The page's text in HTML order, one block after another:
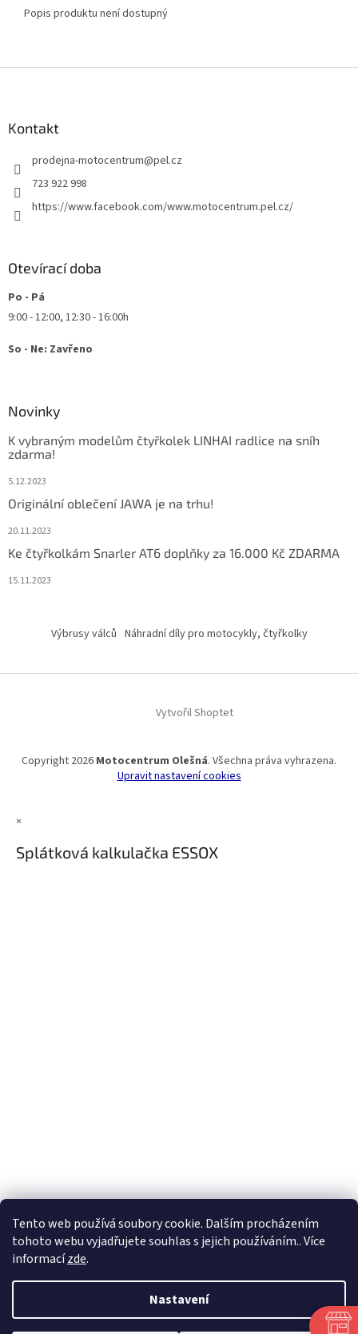
Tento web používá soubory cookie. Dalším procházením
tohoto webu vyjadřujete souhlas s jejich používáním.. Více
informacízde.
Nastavení
🏝️ Dovolená: 🏝️ 27.7.2026 do 9.8.2026 - bude
probíhat dovolená. Celá firma bude uzavřená!
Expedice objednávek z e-shopu bude po 10.8.2026.
Děkujeme za pochopení.
Objednávky obdržené do 22.7.2026 budou
Popis produktu není dostupný
Kontakt
prodejna-motocentrum@pel.cz
723 922 998
https://www.facebook.com/www.motocentrum.pel.cz/
Otevírací doba
Po - Pá
9:00 - 12:00, 12:30 - 16:00h
So - Ne: Zavřeno
Novinky
K vybraným modelům čtyřkolek LINHAI radlice na sníh
zdarma!
5.12.2023
Originální oblečení JAWA je na trhu!
20.11.2023
Ke čtyřkolkám Snarler AT6 doplňky za 16.000 Kč ZDARMA
15.11.2023
Výbrusy válců Náhradní díly pro motocykly, čtyřkolky
Vytvořil Shoptet
Copyright 2026 Motocentrum Olešná. Všechna práva vyhrazena.
Upravit nastavení cookies
×
Splátková kalkulačka ESSOX